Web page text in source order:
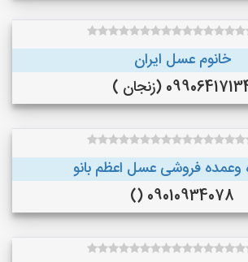
خانوم عسل ایران
(زنجان )
وعمده فروشی عسل اعظم بانو
09010934078 ()